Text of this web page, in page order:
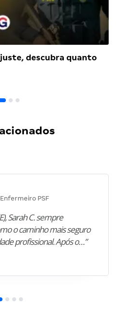
descubra quanto
PSF
Sarah C. sempre
o caminho mais seguro
profissional. Após o…”